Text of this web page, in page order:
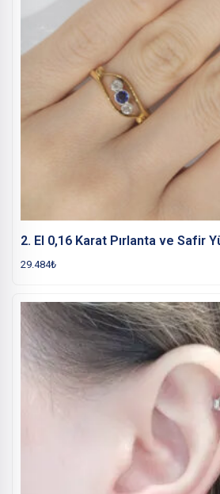
2. El 0,16 Karat Pırlanta ve Safir
29.484₺